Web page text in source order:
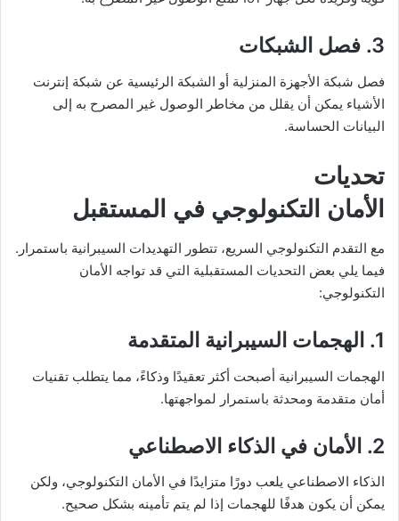
3. فصل الشبكات
فصل شبكة الأجهزة المنزلية أو الشبكة الرئيسية عن شبكة إنترنت
الأشياء يمكن أن يقلل من مخاطر الوصول غير المصرح به إلى
البيانات الحساسة.
تحديات
الأمان التكنولوجي في المستقبل
مع التقدم التكنولوجي السريع، تتطور التهديدات السيبرانية باستمرار.
فيما يلي بعض التحديات المستقبلية التي قد تواجه الأمان
التكنولوجي:
1. الهجمات السيبرانية المتقدمة
الهجمات السيبرانية أصبحت أكثر تعقيدًا وذكاءً، مما يتطلب تقنيات
أمان متقدمة ومحدثة باستمرار لمواجهتها.
2. الأمان في الذكاء الاصطناعي
الذكاء الاصطناعي يلعب دورًا متزايدًا في الأمان التكنولوجي، ولكن
يمكن أن يكون هدفًا للهجمات إذا لم يتم تأمينه بشكل صحيح.